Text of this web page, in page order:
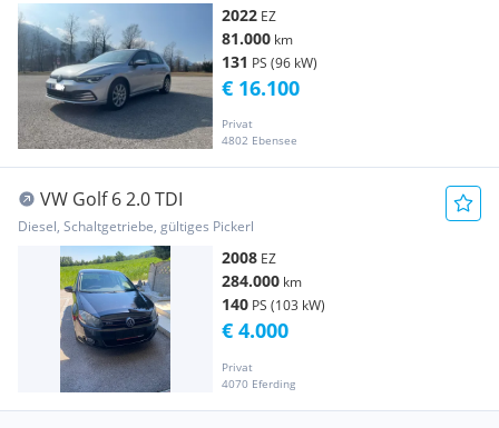
2022 EZ
81.000 km
131 PS (96 kW)
Privat
4802 Ebensee
€ 16.100
VW Golf 6 2.0 TDI
Diesel, Schaltgetriebe, gültiges Pickerl
2008 EZ
284.000 km
140 PS (103 kW)
Privat
4070 Eferding
€ 4.000